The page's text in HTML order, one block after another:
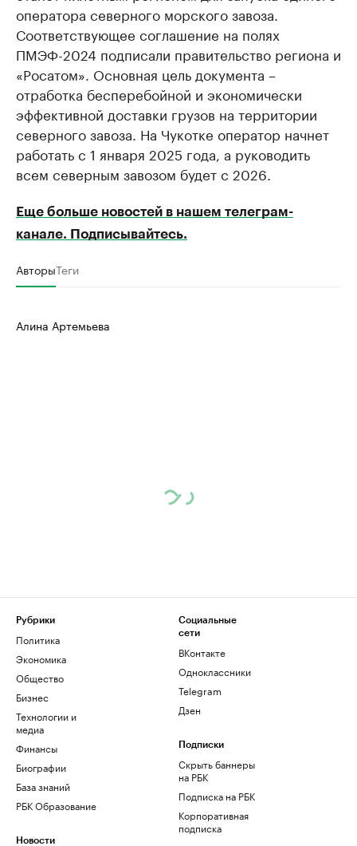
оператора северного морского завоза.
Соответствующее соглашение на полях
ПМЭФ-2024 подписали правительство региона и
«Росатом». Основная цель документа –
отработка бесперебойной и экономически
эффективной доставки грузов на территории
северного завоза. На Чукотке оператор начнет
работать с 1 января 2025 года, а руководить
всем северным завозом будет с 2026.
Еще больше новостей в нашем телеграм-
канале. Подписывайтесь.
АвторыТеги
Алина Артемьева
Рубрики
Политика
Экономика
Общество
Бизнес
Технологии и
медиа
Финансы
Биографии
База знаний
РБК Образование
Новости
Социальные
сети
ВКонтакте
Одноклассники
Telegram
Дзен
Подписки
Скрыть баннеры
на РБК
Подписка на РБК
Корпоративная
подписка